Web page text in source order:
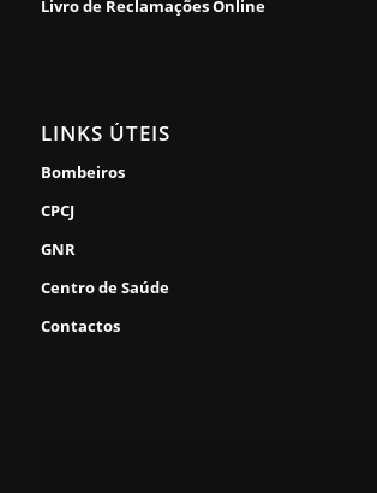
Livro de Reclamações Online
LINKS ÚTEIS
Bombeiros
CPCJ
GNR
Centro de Saúde
Contactos